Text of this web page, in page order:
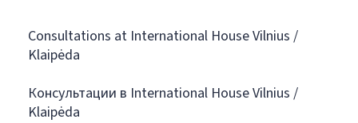
Consultations at International House Vilnius /
Klaipėda
Консультации в International House Vilnius /
Klaipėda